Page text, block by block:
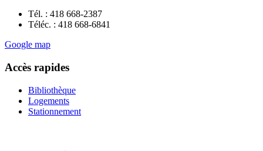
Tél. : 418 668-2387
Téléc. : 418 668-6841
Google map
Accès rapides
Bibliothèque
Logements
Stationnement